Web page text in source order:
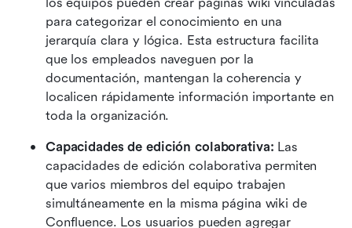
para categorizar el conocimiento en una
jerarquía clara y lógica. Esta estructura facilita
que los empleados naveguen por la
documentación, mantengan la coherencia y
localicen rápidamente información importante en
toda la organización.
Capacidades de edición colaborativa: Las
capacidades de edición colaborativa permiten
que varios miembros del equipo trabajen
simultáneamente en la misma página wiki de
Confluence. Los usuarios pueden agregar